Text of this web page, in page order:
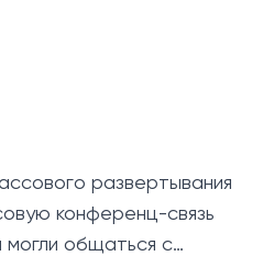
развертывания
конференц-связь
могли общаться с